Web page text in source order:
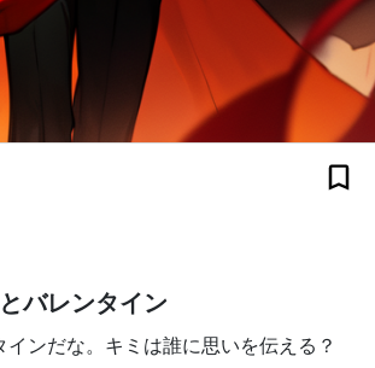
バレンタイン
インだな。キミは誰に思いを伝える？